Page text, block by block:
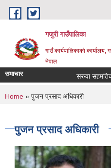
Skip to main content
गजुरी गाउँपालिका
गाउँ कार्यपालिकाको कार्यालय,
नेपाल
समाचार सरुवा सहमतिका
You are here
Home » पुजन प्रसाद अधिकारी
पुजन प्रसाद अधिकारी